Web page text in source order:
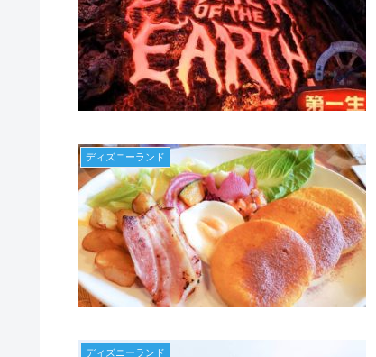
ディズニーランド
ディズニーランド